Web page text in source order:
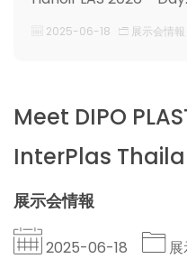
2025-06-18 展示会情報
Meet DIPO
InterPlas
展示会情報
2025-06-18 展